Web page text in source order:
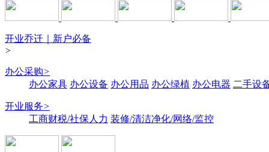
开业乔迁｜新户必备
>
办公采购>
办公家具 办公设备 办公用品 办公绿植 办公电器 二手设
开业服务>
工商财税/社保人力 装修/清洁净化/网络/监控